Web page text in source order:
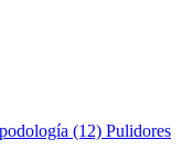
(12) Pulidores